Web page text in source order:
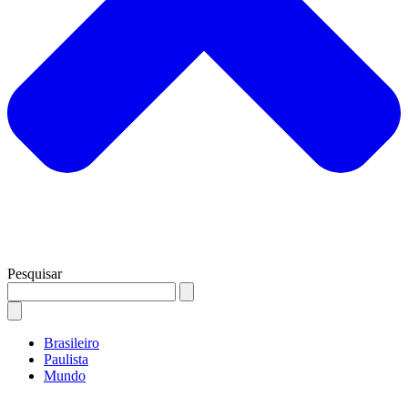
Pesquisar
Brasileiro
Paulista
Mundo